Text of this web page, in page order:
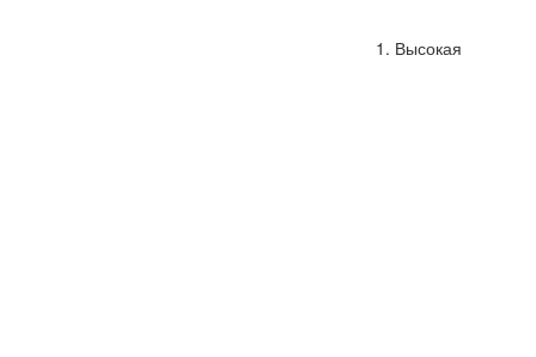
Высокая